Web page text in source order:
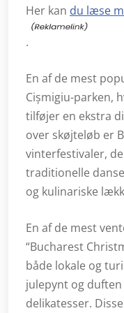
Her kan du læse
.
En af de mest
Cișmigiu-parken,
tilføjer en ekstra
over skøjteløb er
vinterfestivaler,
traditionelle
og kulinariske
En af de mest
“Bucharest
både lokale og
julepynt og
delikatesser.